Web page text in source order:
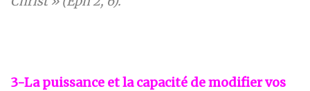
3-La puissance et la capacité de modifier vos